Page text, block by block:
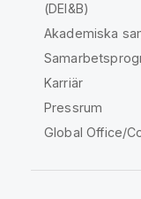
(DEI&B)
Akademiska
Karriär
Pressrum
Global Office/